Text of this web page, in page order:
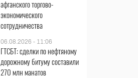
афганского торгово-
экономического
сотрудничества
06.08.2026 - 11:06
ГТСБТ: сделки по нефтяному
дорожному битуму составили
270 млн манатов